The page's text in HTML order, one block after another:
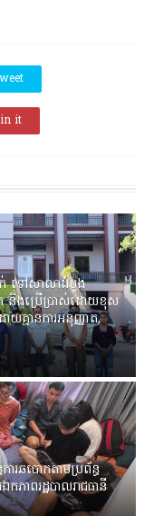
it
ក់ ទៅសាលាដំបូង
ក និងប្រើប្រាស់ដោយខុស
គ្មានការអនុញ្ញាត,
រឆបោកតាមប្រព័ន្ធ
កភាពរដ្ឋបាលរាជធានី